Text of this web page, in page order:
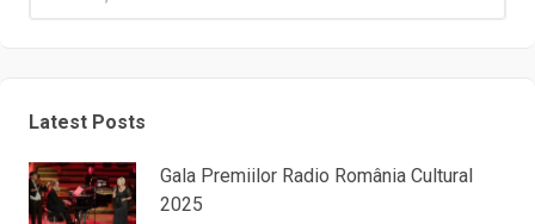
Latest Posts
Gala Premiilor Radio România Cultural
2025